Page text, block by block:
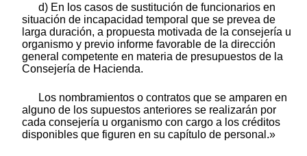
d) En los casos de sustitución de funcionarios en
situación de incapacidad temporal que se prevea de
larga duración, a propuesta motivada de la consejería u
organismo y previo informe favorable de la dirección
general competente en materia de presupuestos de la
Consejería de Hacienda.
Los nombramientos o contratos que se amparen en
alguno de los supuestos anteriores se realizarán por
cada consejería u organismo con cargo a los créditos
disponibles que figuren en su capítulo de personal.»